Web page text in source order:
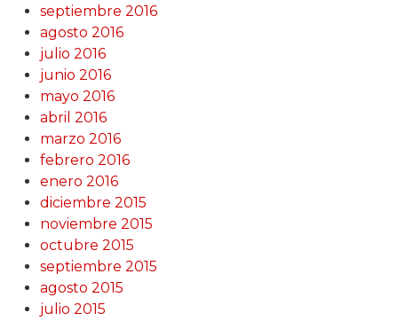
septiembre 2016
agosto 2016
julio 2016
junio 2016
mayo 2016
abril 2016
marzo 2016
febrero 2016
enero 2016
diciembre 2015
noviembre 2015
octubre 2015
septiembre 2015
agosto 2015
julio 2015